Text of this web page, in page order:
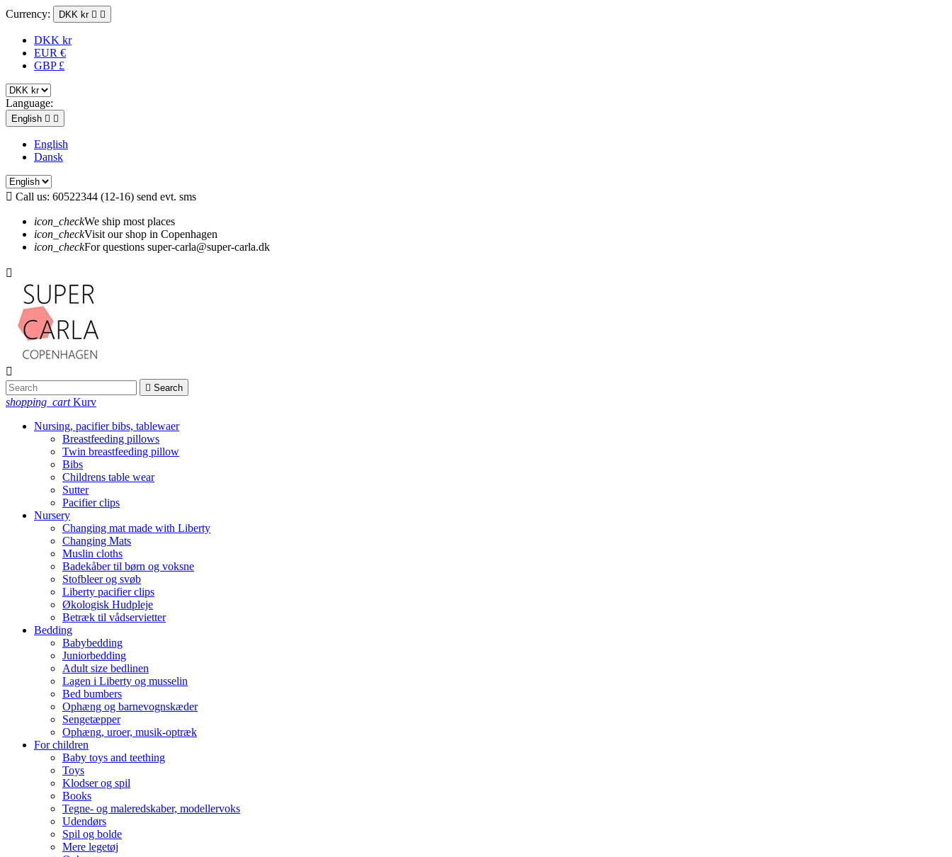
Currency: DKK kr  
DKK kr
EUR €
GBP £
Language:
English  
English
Dansk
 Call us: 60522344 (12-16) send evt. sms
icon_checkWe ship most places
icon_checkVisit our shop in Copenhagen
icon_checkFor questions super-carla@super-carla.dk


 Search
shopping_cart Kurv
Nursing, pacifier bibs, tablewaer
Breastfeeding pillows
Twin breastfeeding pillow
Bibs
Childrens table wear
Sutter
Pacifier clips
Nursery
Changing mat made with Liberty
Changing Mats
Muslin cloths
Badekåber til børn og voksne
Stofbleer og svøb
Liberty pacifier clips
Økologisk Hudpleje
Betræk til vådservietter
Bedding
Babybedding
Juniorbedding
Adult size bedlinen
Lagen i Liberty og musselin
Bed bumbers
Ophæng og barnevognskæder
Sengetæpper
Ophæng, uroer, musik-optræk
For children
Baby toys and teething
Toys
Klodser og spil
Books
Tegne- og maleredskaber, modellervoks
Udendørs
Spil og bolde
Mere legetøj